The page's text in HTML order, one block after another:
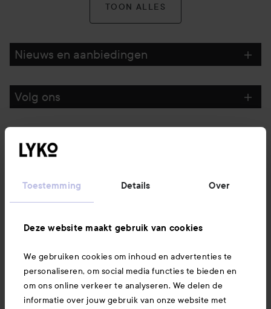
Toestemming Details Over
Deze website maakt gebruik van cookies
We gebruiken cookies om inhoud en advertenties te
personaliseren, om social media functies te bieden en
om ons online verkeer te analyseren. We delen de
informatie over jouw gebruik van onze website met
TOON ALLES
Nieuws en aanbiedingen
Volg ons
Informatie
Ook interessant
Download hier onze app